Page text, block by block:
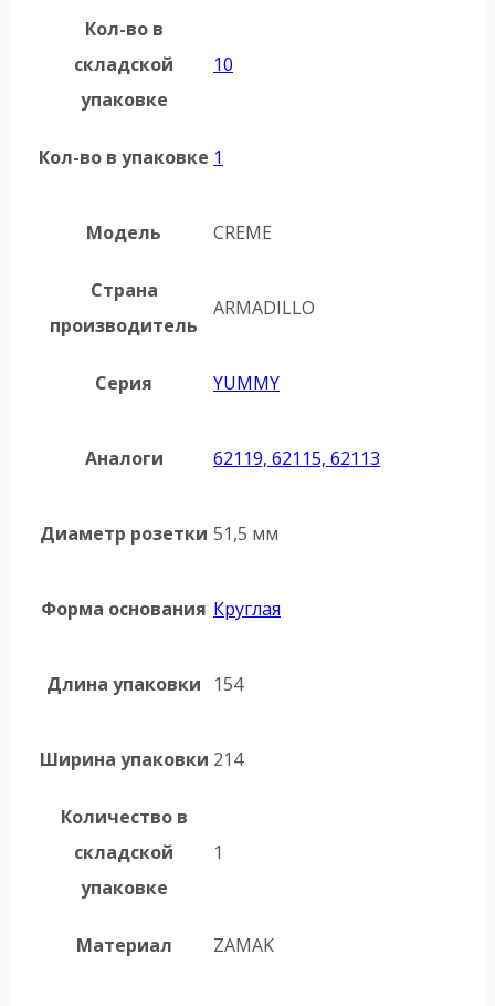
Кол-во в
складской
упаковке
10
Кол-во в упаковке 1
Модель CREME
Страна
производитель
ARMADILLO
Серия YUMMY
Аналоги 62119, 62115, 62113
Диаметр розетки 51,5 мм
Форма основания Круглая
Длина упаковки 154
Ширина упаковки 214
Количество в
складской
упаковке
1
Материал ZAMAK